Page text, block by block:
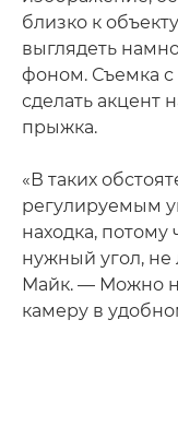
близко к
выглядеть
фоном. Съемка
сделать акцент
прыжка.
«В таких
регулируемым
находка,
нужный угол,
Майк. — Можно
камеру в